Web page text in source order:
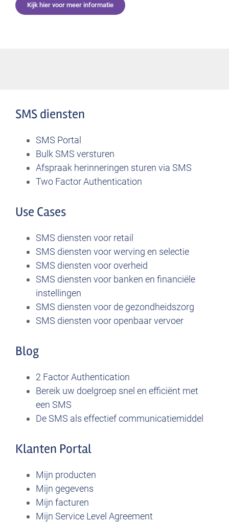
Kijk hier voor meer informatie
SMS diensten
SMS Portal
Bulk SMS versturen
Afspraak herinneringen sturen via SMS
Two Factor Authentication
Use Cases
SMS diensten voor retail
SMS diensten voor werving en selectie
SMS diensten voor overheid
SMS diensten voor banken en financiële
instellingen
SMS diensten voor de gezondheidszorg
SMS diensten voor openbaar vervoer
Blog
2 Factor Authentication
Bereik uw doelgroep snel en efficiënt met
een SMS
De SMS als effectief communicatiemiddel
Klanten Portal
Mijn producten
Mijn gegevens
Mijn facturen
Mijn Service Level Agreement